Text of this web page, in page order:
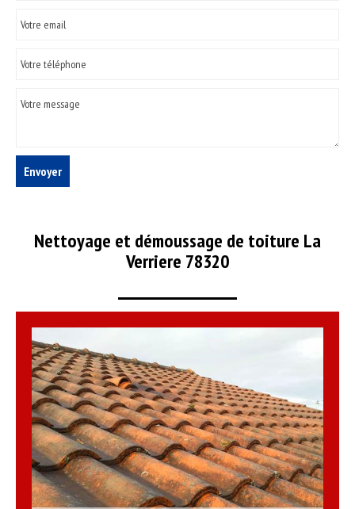
Nettoyage et démoussage de toiture La
Verriere 78320